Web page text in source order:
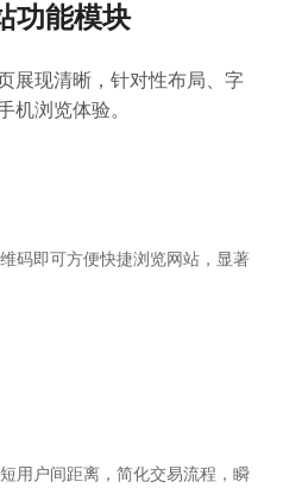
功能模块
展现清晰，针对性布局、字
机浏览体验。
码即可方便快捷浏览网站，显著
用户间距离，简化交易流程，瞬